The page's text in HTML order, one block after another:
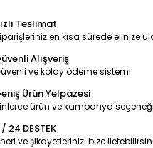
Teslimat
en kısa sürede elinize
Alışveriş
ve kolay ödeme sistemi
Ürün Yelpazesi
ürün ve kampanya seçeneği
24 DESTEK
ve şikayetlerinizi bize